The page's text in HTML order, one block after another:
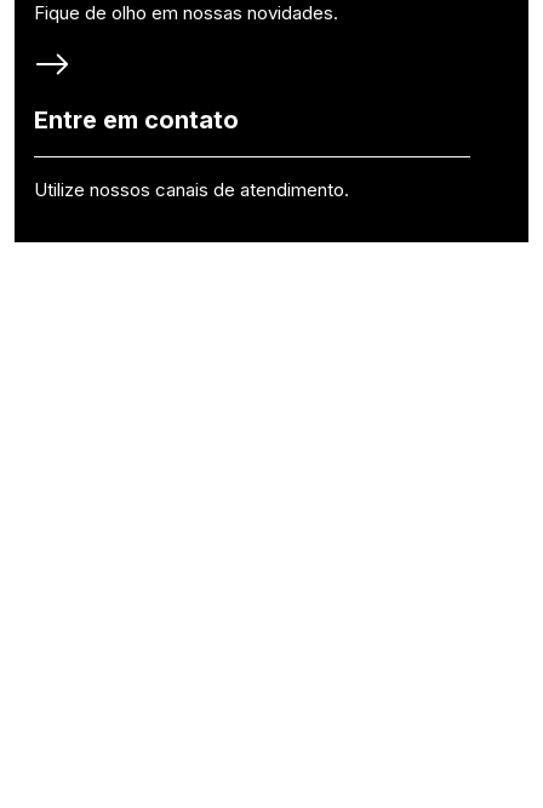
Fique de olho em nossas novidades.
Entre em contato
Utilize nossos canais de atendimento.